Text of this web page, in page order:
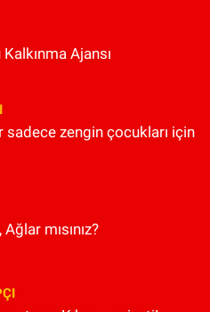
Ajansı
sadece zengin çocukları için
mısınız?